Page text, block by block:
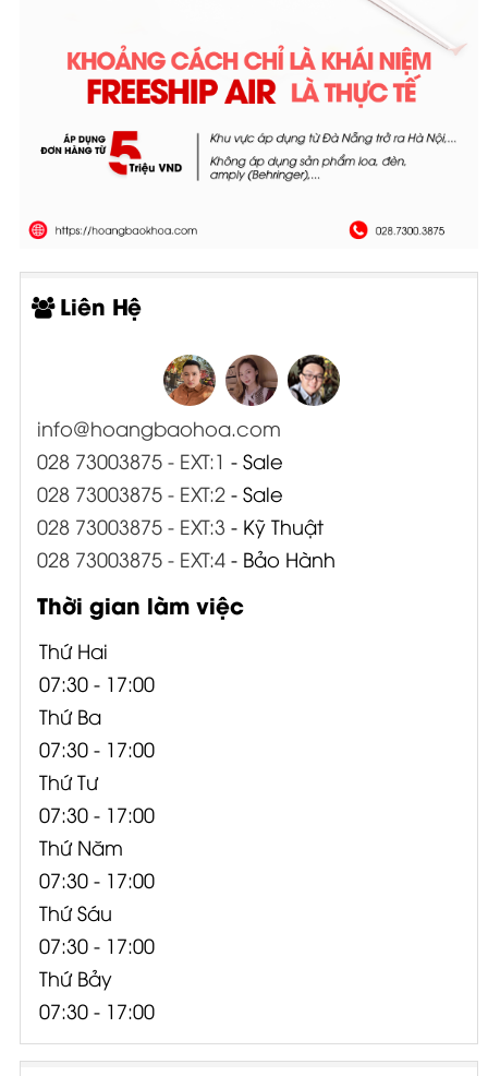
Liên Hệ
info@hoangbaohoa.com
028 73003875 - EXT:1 - Sale
028 73003875 - EXT:2- Sale
028 73003875 - EXT:3 - Kỹ Thuật
028 73003875 - EXT:4- Bảo Hành
Thời gian làm việc
Thứ Hai
07:30 - 17:00
Thứ Ba
07:30 - 17:00
Thứ Tư
07:30 - 17:00
Thứ Năm
07:30 - 17:00
Thứ Sáu
07:30 - 17:00
Thứ Bảy
07:30 - 17:00